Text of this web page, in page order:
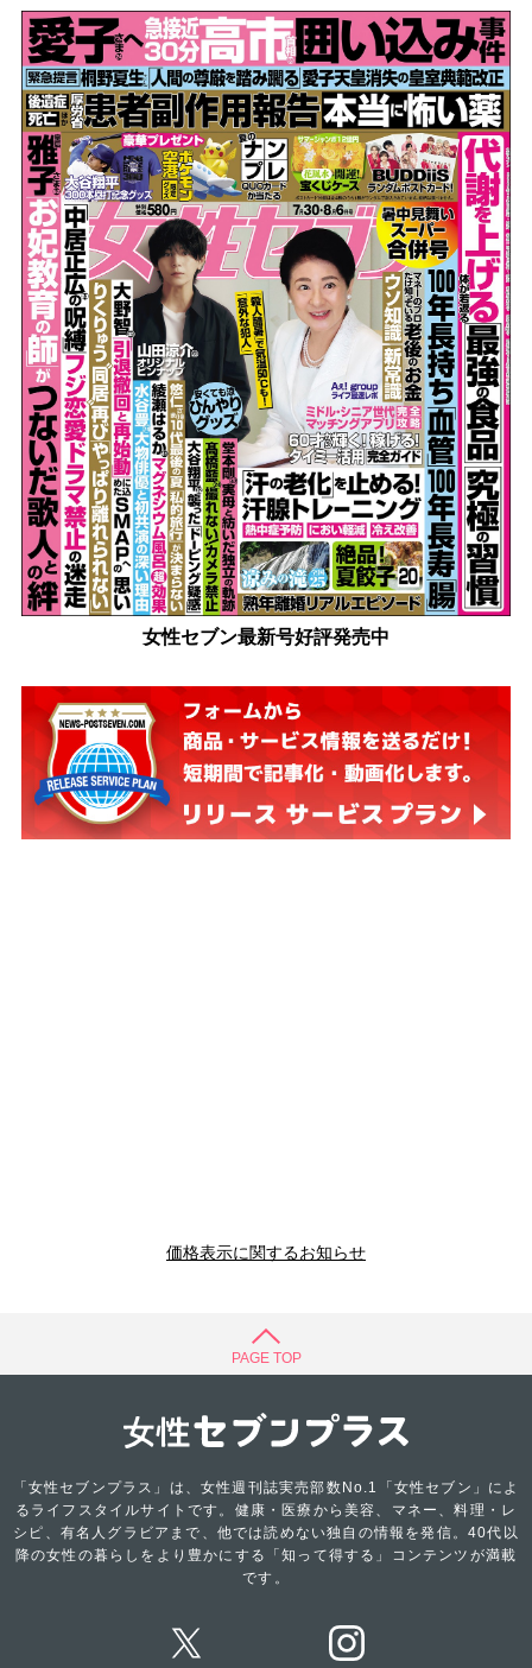
女性セブン最新号好評発売中
価格表示に関するお知らせ
PAGE TOP
「女性セブンプラス」は、女性週刊誌実売部数No.1「女性セブン」によ
るライフスタイルサイトです。健康・医療から美容、マネー、料理・レ
シピ、有名人グラビアまで、他では読めない独自の情報を発信。40代以
降の女性の暮らしをより豊かにする「知って得する」コンテンツが満載
です。